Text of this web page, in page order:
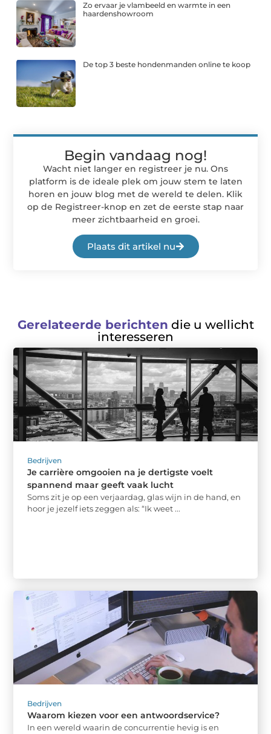
Zo ervaar je vlambeeld en warmte in een
haardenshowroom
De top 3 beste hondenmanden online te koop
Begin vandaag nog!
Wacht niet langer en registreer je nu. Ons
platform is de ideale plek om jouw stem te laten
horen en jouw blog met de wereld te delen. Klik
op de Registreer-knop en zet de eerste stap naar
meer zichtbaarheid en groei.
Plaats dit artikel nu
Gerelateerde berichten die u wellicht
interesseren
Bedrijven
Je carrière omgooien na je dertigste voelt
spannend maar geeft vaak lucht
Soms zit je op een verjaardag, glas wijn in de hand, en
hoor je jezelf iets zeggen als: “Ik weet ...
Bedrijven
Waarom kiezen voor een antwoordservice?
In een wereld waarin de concurrentie hevig is en